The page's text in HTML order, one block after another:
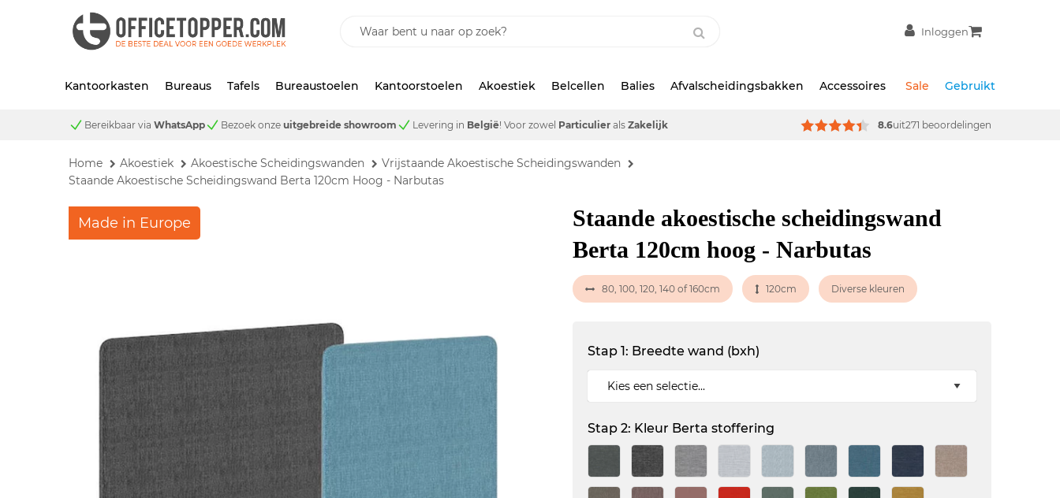
Inloggen
Kantoorkasten Bureaus Tafels Bureaustoelen Kantoorstoelen Akoestiek Belcellen Balies Afvalscheidingsbakken Accessoires Sale Gebruikt
Bereikbaar via WhatsApp Bezoek onze uitgebreide showroom Levering in België! Voor zowel Particulier als Zakelijk 8.6uit271 beoordelingen
Home Akoestiek Akoestische Scheidingswanden
Vrijstaande Akoestische Scheidingswanden
Staande Akoestische Scheidingswand Berta 120cm Hoog - Narbutas
Made in Europe
Staande akoestische scheidingswand
Berta 120cm hoog - Narbutas
80, 100, 120, 140 of 160cm 120cm Diverse kleuren
Stap 1: Breedte wand (bxh)
Stap 2: Kleur Berta stoffering